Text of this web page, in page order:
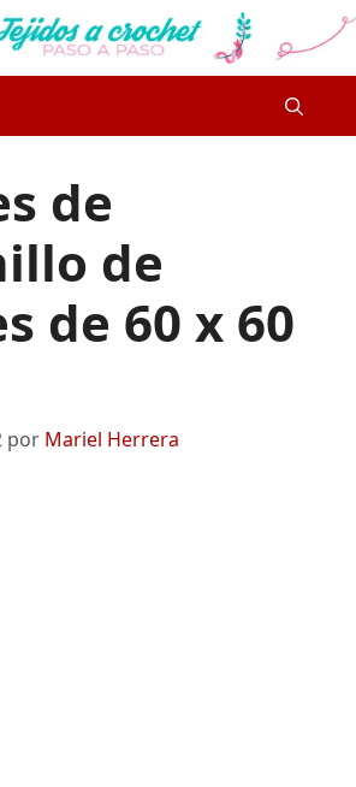
de
de
de 60 x 60
por Mariel Herrera